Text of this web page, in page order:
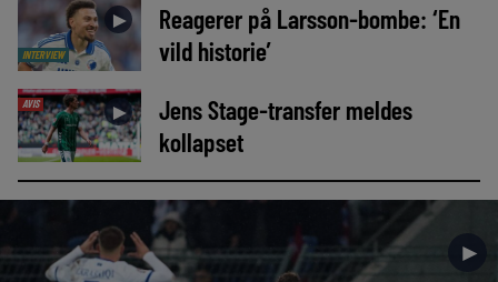
INTERVIEW
►
Reagerer på Larsson-bombe: ‘En
vild historie’
AVIS ►
Jens Stage-transfer meldes
kollapset
►